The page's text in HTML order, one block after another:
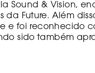
Sound & Vision,
Future. Além
e foi reconhecido
sido também